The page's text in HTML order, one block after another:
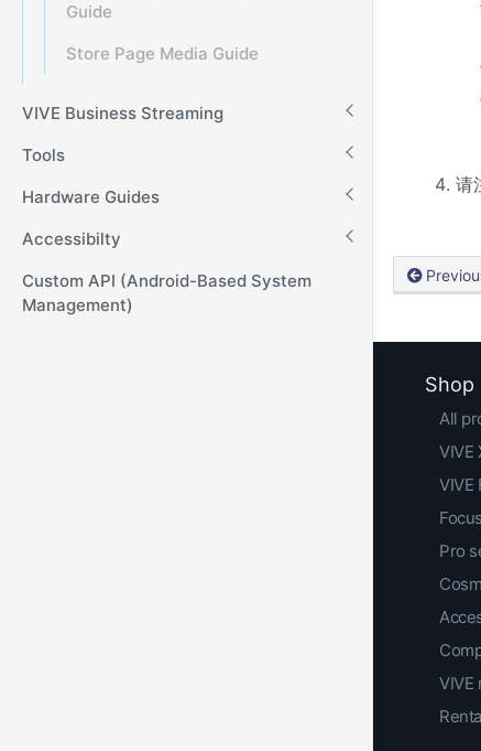
Guide
Store Page Media Guide
VIVE Business Streaming
Tools
Hardware Guides
Accessibilty
Custom API (Android-Based System
Management)
请
Shop
All
VIVE
VIVE
Pro
VIVE